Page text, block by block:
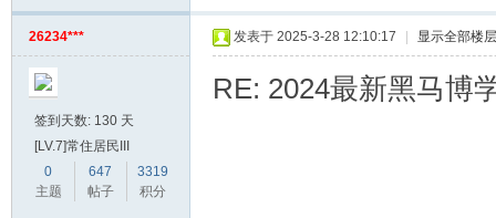
26234***
签到天数: 130 天
[LV.7]常住居民III
0
主题
647
帖子
3319
积分
发表于 2025-3-28 12:10:17 显示全部楼层
RE: 2024最新黑马博